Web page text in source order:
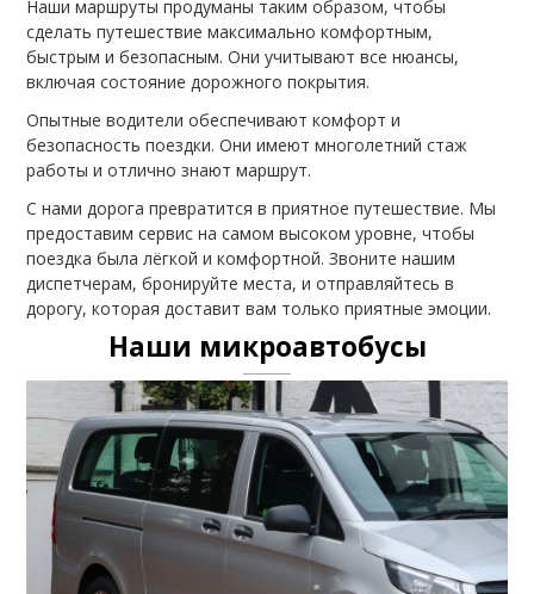
Наши маршруты продуманы таким образом, чтобы
сделать путешествие максимально комфортным,
быстрым и безопасным. Они учитывают все нюансы,
включая состояние дорожного покрытия.
Опытные водители обеспечивают комфорт и
безопасность поездки. Они имеют многолетний стаж
работы и отлично знают маршрут.
С нами дорога превратится в приятное путешествие. Мы
предоставим сервис на самом высоком уровне, чтобы
поездка была лёгкой и комфортной. Звоните нашим
диспетчерам, бронируйте места, и отправляйтесь в
дорогу, которая доставит вам только приятные эмоции.
Наши микроавтобусы